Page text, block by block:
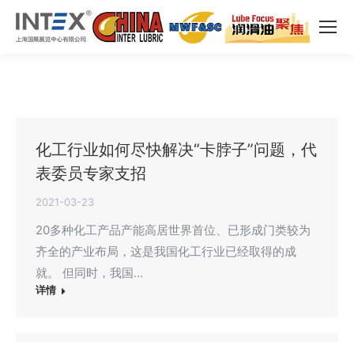
化工行业如何尽快解决“卡脖子”问题，代
表委员专家支招
2021-03-23
20多种化工产品产能高居世界首位、已形成门类较为
齐全的产业布局，这是我国化工行业已经取得的成
就。 但同时，我国…
详情